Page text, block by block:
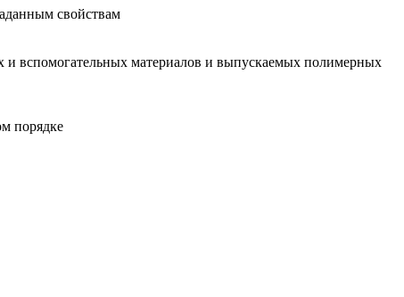
свойствам
и вспомогательных материалов и выпускаемых полимерных
порядке